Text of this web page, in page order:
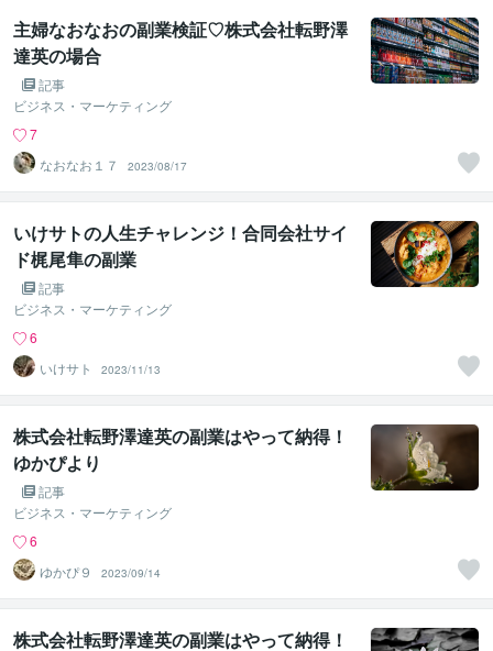
主婦なおなおの副業検証♡株式会社転野澤
達英の場合
記事
ビジネス・マーケティング
7
なおなお１７
2023/08/17
いけサトの人生チャレンジ！合同会社サイ
ド梶尾隼の副業
記事
ビジネス・マーケティング
6
いけサト
2023/11/13
株式会社転野澤達英の副業はやって納得！
ゆかぴより
記事
ビジネス・マーケティング
6
ゆかぴ９
2023/09/14
株式会社転野澤達英の副業はやって納得！